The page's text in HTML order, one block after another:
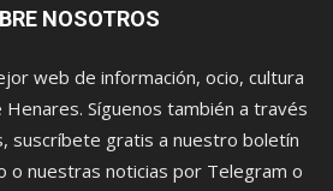
NOSOTROS
web de información, ocio, cultura
Síguenos también a través
suscríbete gratis a nuestro boletín
o nuestras noticias por Telegram o